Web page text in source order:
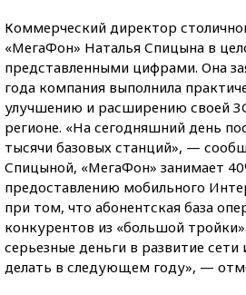
Коммерческий директор
«МегаФон» Наталья Спицына в
представленными цифрами. Она
года компания выполнила
улучшению и расширению своей
регионе. «На сегодняшний день
тысячи базовых станций», —
Спицыной, «МегаФон» занимает
предоставлению мобильного
при том, что абонентская база
конкурентов из «большой
серьезные деньги в развитие
делать в следующем году», —